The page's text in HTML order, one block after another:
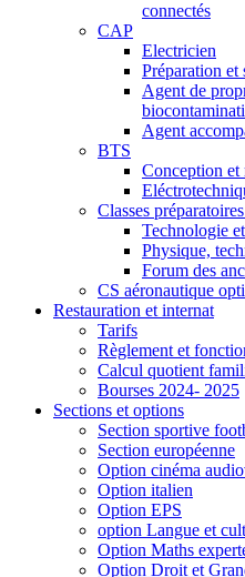
connectés
CAP
Electricien
Préparation et
Agent de
Agent
BTS
Conception et
Classes
Technologie
Physique,
Forum des
CS aéronautique
Restauration et internat
Tarifs
Règlement et
Calcul quotient
Bourses 2024- 2025
Sections et options
Section sportive
Section européenne
Option cinéma
Option italien
Option EPS
option Langue et
Option Maths
Option Droit et